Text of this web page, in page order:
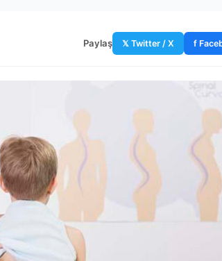
Paylaş 𝕏 Twitter / X f